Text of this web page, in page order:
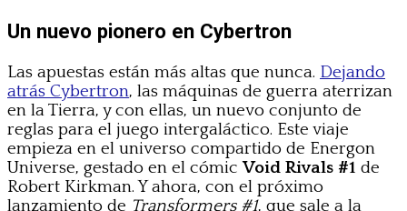
Un nuevo pionero en Cybertron
Las apuestas están más altas que nunca. Dejando
atrás Cybertron, las máquinas de guerra aterrizan
en la Tierra, y con ellas, un nuevo conjunto de
reglas para el juego intergaláctico. Este viaje
empieza en el universo compartido de Energon
Universe, gestado en el cómicVoid Rivals #1 de
Robert Kirkman. Y ahora, con el próximo
lanzamiento de Transformers #1, que sale a la